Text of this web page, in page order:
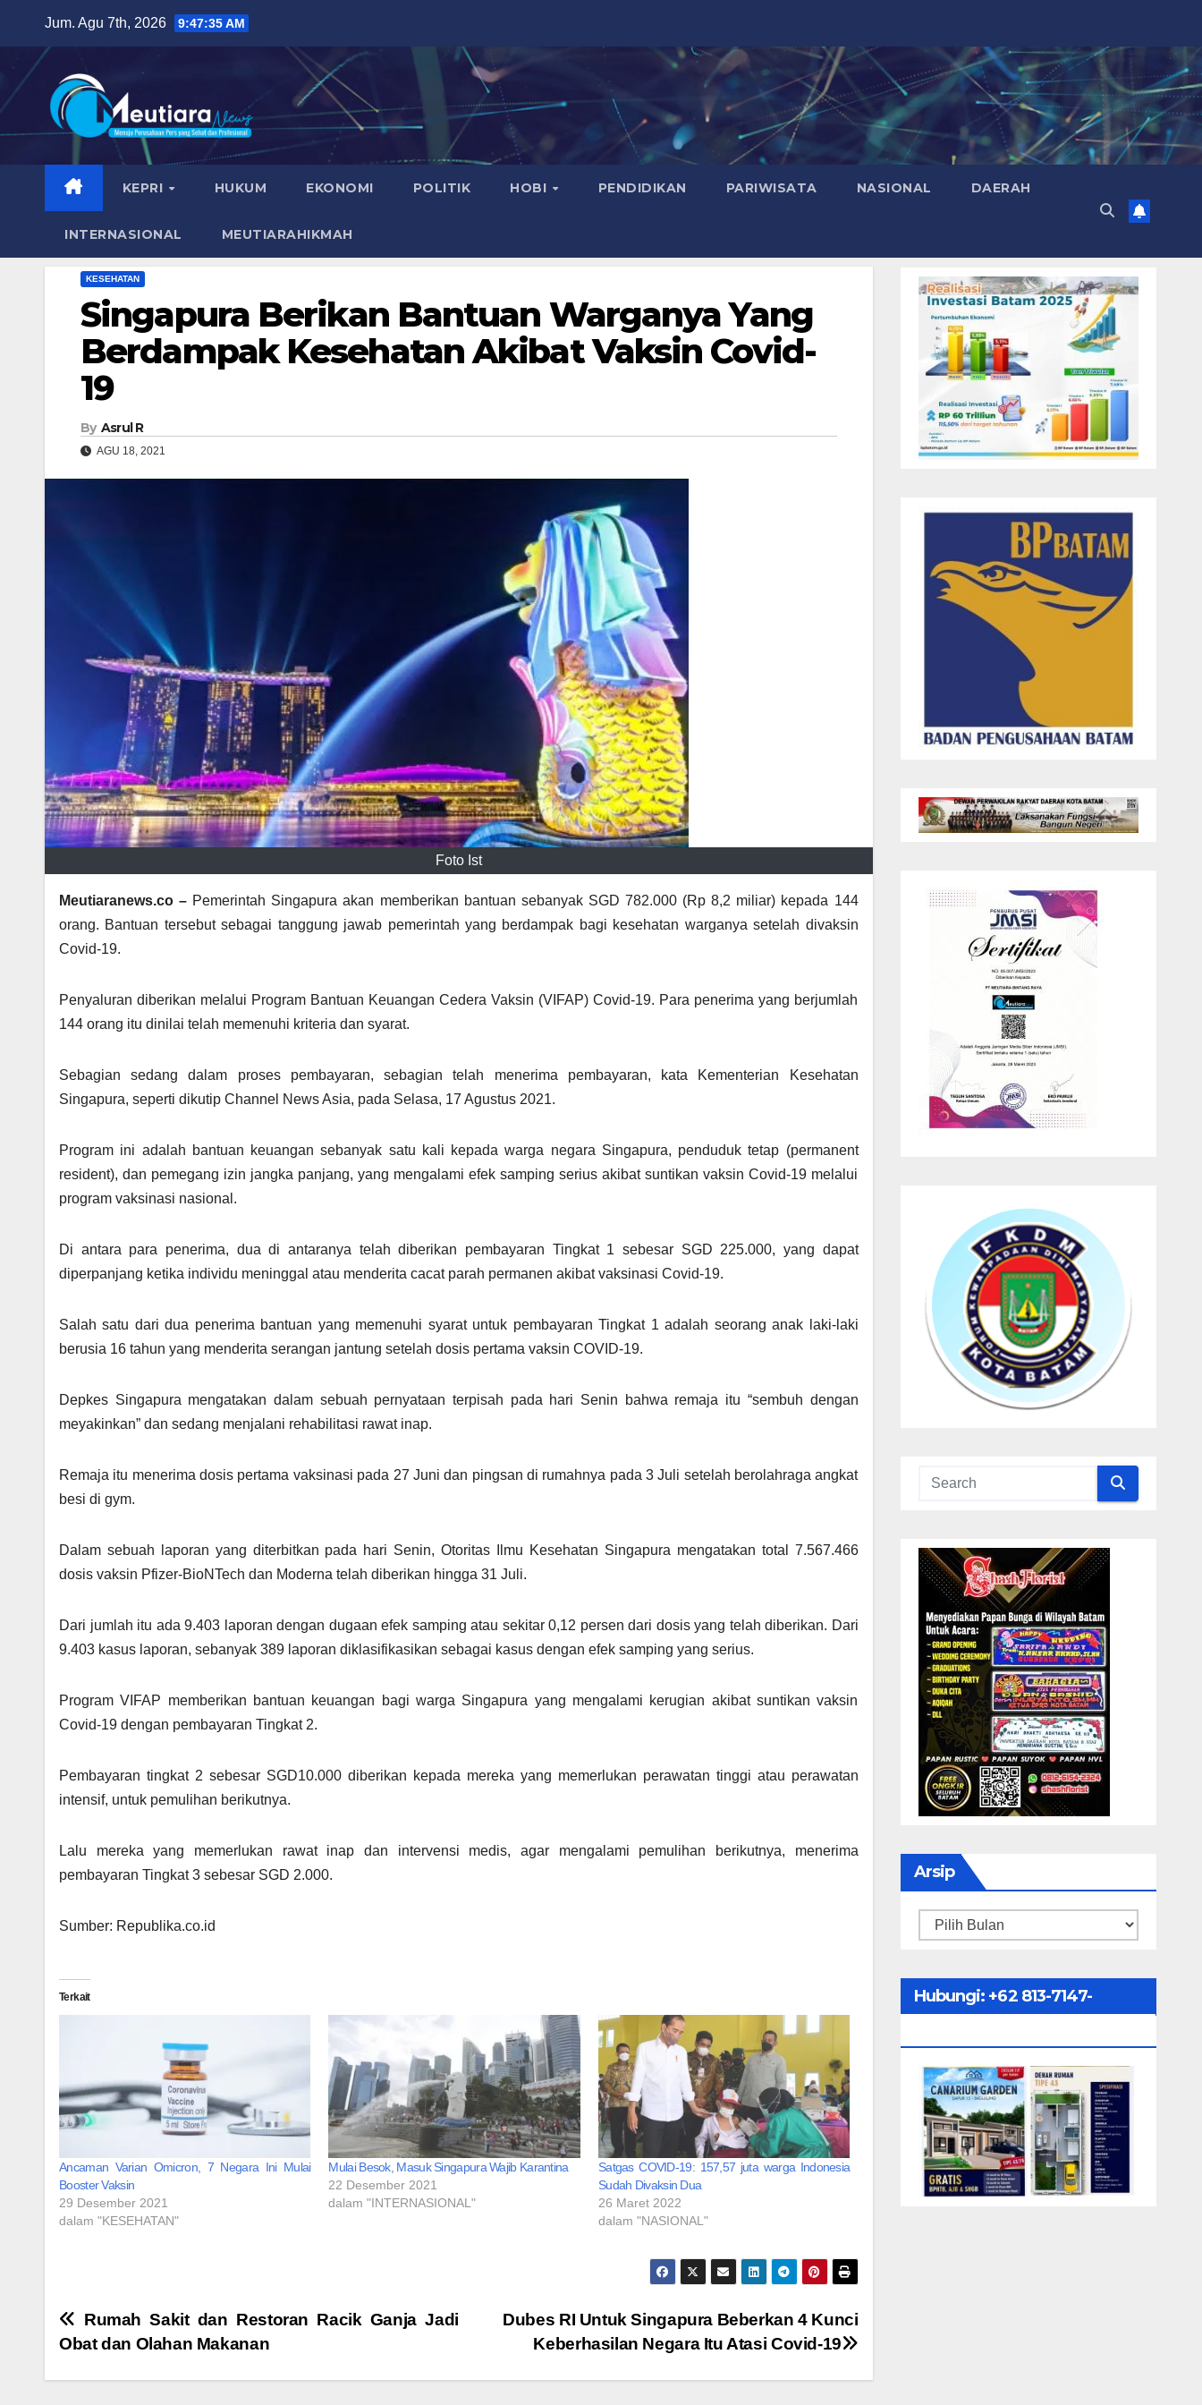
content
Jum. Agu 7th, 2026 9:47:36 AM
KEPRI HUKUM EKONOMI POLITIK HOBI PENDIDIKAN PARIWISATA NASIONAL DAERAH
INTERNASIONAL MEUTIARAHIKMAH
KESEHATAN
Singapura Berikan Bantuan Warganya Yang
Berdampak Kesehatan Akibat Vaksin Covid-
19
By Asrul R
AGU 18, 2021
Foto Ist
Meutiaranews.co – Pemerintah Singapura akan memberikan bantuan sebanyak SGD 782.000 (Rp 8,2 miliar) kepada 144
orang. Bantuan tersebut sebagai tanggung jawab pemerintah yang berdampak bagi kesehatan warganya setelah divaksin
Covid-19.
Penyaluran diberikan melalui Program Bantuan Keuangan Cedera Vaksin (VIFAP) Covid-19. Para penerima yang berjumlah
144 orang itu dinilai telah memenuhi kriteria dan syarat.
Sebagian sedang dalam proses pembayaran, sebagian telah menerima pembayaran, kata Kementerian Kesehatan
Singapura, seperti dikutip Channel News Asia, pada Selasa, 17 Agustus 2021.
Program ini adalah bantuan keuangan sebanyak satu kali kepada warga negara Singapura, penduduk tetap (permanent
resident), dan pemegang izin jangka panjang, yang mengalami efek samping serius akibat suntikan vaksin Covid-19 melalui
program vaksinasi nasional.
Di antara para penerima, dua di antaranya telah diberikan pembayaran Tingkat 1 sebesar SGD 225.000, yang dapat
diperpanjang ketika individu meninggal atau menderita cacat parah permanen akibat vaksinasi Covid-19.
Salah satu dari dua penerima bantuan yang memenuhi syarat untuk pembayaran Tingkat 1 adalah seorang anak laki-laki
berusia 16 tahun yang menderita serangan jantung setelah dosis pertama vaksin COVID-19.
Depkes Singapura mengatakan dalam sebuah pernyataan terpisah pada hari Senin bahwa remaja itu “sembuh dengan
meyakinkan” dan sedang menjalani rehabilitasi rawat inap.
Remaja itu menerima dosis pertama vaksinasi pada 27 Juni dan pingsan di rumahnya pada 3 Juli setelah berolahraga angkat
besi di gym.
Dalam sebuah laporan yang diterbitkan pada hari Senin, Otoritas Ilmu Kesehatan Singapura mengatakan total 7.567.466
dosis vaksin Pfizer-BioNTech dan Moderna telah diberikan hingga 31 Juli.
Dari jumlah itu ada 9.403 laporan dengan dugaan efek samping atau sekitar 0,12 persen dari dosis yang telah diberikan. Dari
9.403 kasus laporan, sebanyak 389 laporan diklasifikasikan sebagai kasus dengan efek samping yang serius.
Program VIFAP memberikan bantuan keuangan bagi warga Singapura yang mengalami kerugian akibat suntikan vaksin
Covid-19 dengan pembayaran Tingkat 2.
Pembayaran tingkat 2 sebesar SGD10.000 diberikan kepada mereka yang memerlukan perawatan tinggi atau perawatan
intensif, untuk pemulihan berikutnya.
Lalu mereka yang memerlukan rawat inap dan intervensi medis, agar mengalami pemulihan berikutnya, menerima
pembayaran Tingkat 3 sebesar SGD 2.000.
Sumber: Republika.co.id
Terkait
Ancaman Varian Omicron, 7 Negara Ini Mulai
Booster Vaksin
29 Desember 2021
dalam "KESEHATAN"
Mulai Besok, Masuk Singapura Wajib Karantina
22 Desember 2021
dalam "INTERNASIONAL"
Satgas COVID-19: 157,57 juta warga Indonesia
Sudah Divaksin Dua
26 Maret 2022
dalam "NASIONAL"
Navigasi
Dubes RI Untuk Singapura Beberkan 4 Kunci
Keberhasilan Negara Itu Atasi Covid-19
Rumah Sakit dan Restoran Racik Ganja Jadi
Obat dan Olahan Makanan
Arsip
Arsip
Hubungi: ‪+62 813-7147-